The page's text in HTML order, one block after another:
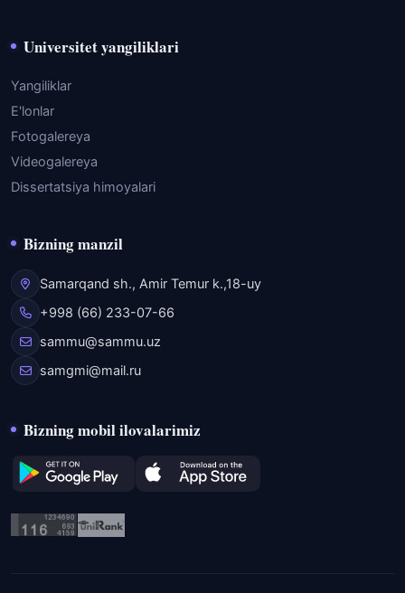
Universitet yangiliklari
Yangiliklar
E'lonlar
Fotogalereya
Videogalereya
Dissertatsiya himoyalari
Bizning manzil
Samarqand sh., Amir Temur k.,18-uy
+998 (66) 233-07-66
sammu@sammu.uz
samgmi@mail.ru
Bizning mobil ilovalarimiz